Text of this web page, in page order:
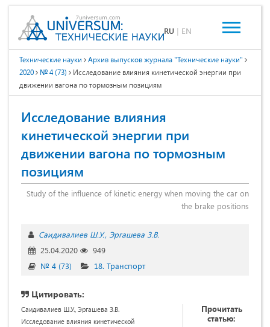
RU | EN
Технические науки
Архив выпусков журнала "Технические науки"
2020
№ 4 (73)
Исследование влияния кинетической энергии при
движении вагона по тормозным позициям
Исследование влияния
кинетической энергии при
движении вагона по тормозным
позициям
Study of the influence of kinetic energy when moving the car on
the brake positions
Саидивалиев Ш.У. Эргашева З.В.
25.04.2020
949
№ 4 (73)
18. Транспорт
Цитировать:
Саидивалиев Ш.У., Эргашева З.В.
Исследование влияния кинетической
Прочитать
статью: